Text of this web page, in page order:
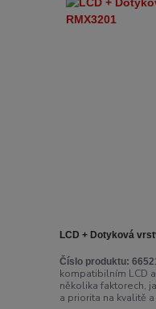
LCD + Dotyková
Číslo produktu:
kompatibilním LCD
několika faktorech,
a priorita na kvalitě a